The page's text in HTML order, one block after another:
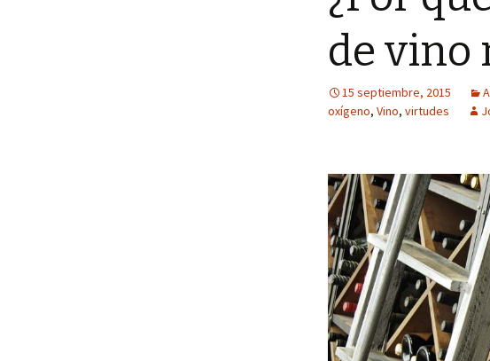
de vino
15 septiembre, 2015
oxígeno, Vino, virtudes